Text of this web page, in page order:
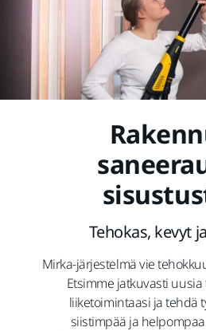
Tehokas, kevyt
Mirka-järjestelmä vie
Etsimme jatkuvasti
liiketoimintaasi ja tehdä
siistimpää ja